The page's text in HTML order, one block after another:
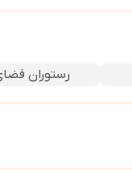
رستوران